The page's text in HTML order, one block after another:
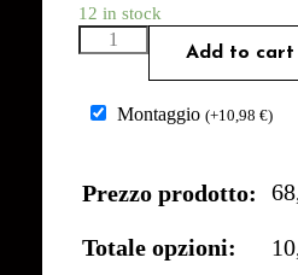
12 in stock
Add to cart
Montaggio (+10,98 €)
Prezzo prodotto:
Totale opzioni: